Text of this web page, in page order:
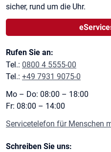
sicher, rund um die Uhr.
Rufen Sie an:
Tel.: 0800 4 5555-00
Tel.: +49 7931 9075-0
Mo – Do: 08:00 – 18:00
Fr: 08:00 – 14:00
Servicetelefon für Menschen
Schreiben Sie uns: